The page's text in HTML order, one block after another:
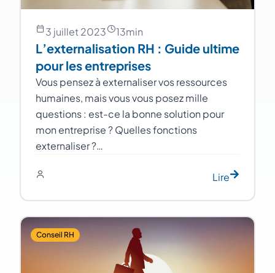
3 juillet 2023 13min
L’externalisation RH : Guide ultime
pour les entreprises
Vous pensez à externaliser vos ressources
humaines, mais vous vous posez mille
questions : est-ce la bonne solution pour
mon entreprise ? Quelles fonctions
externaliser ?…
Lire
Conseil RH